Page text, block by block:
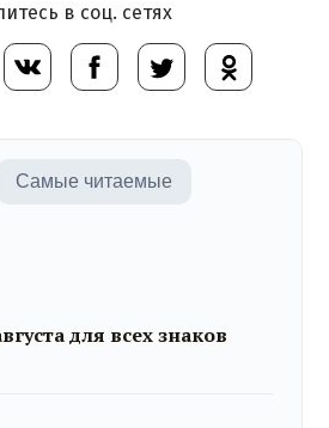
в соц. сетях
Самые читаемые
для всех знаков